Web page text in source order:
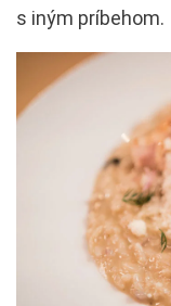
s iným príbehom.